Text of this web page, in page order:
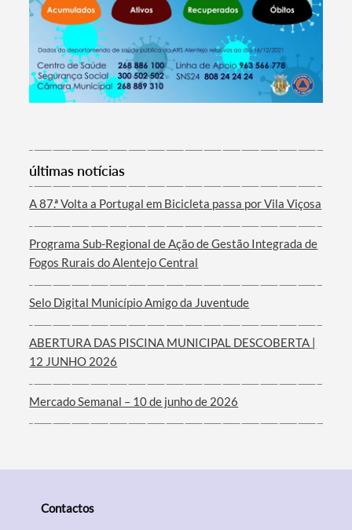
Categorias gerais
Filtros
últimas notícias
A 87.ª Volta a Portugal em Bicicleta passa por Vila Viçosa
Programa Sub-Regional de Ação de Gestão Integrada de
Fogos Rurais do Alentejo Central
Selo Digital Município Amigo da Juventude
ABERTURA DAS PISCINA MUNICIPAL DESCOBERTA |
12 JUNHO 2026
Mercado Semanal – 10 de junho de 2026
Contactos